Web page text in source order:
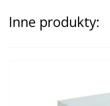
Inne produkty: